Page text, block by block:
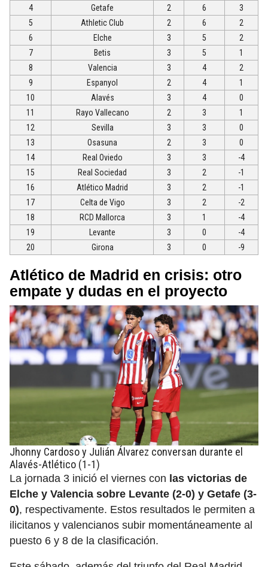
4
Getafe 2 6
3
5
Athletic Club 2 6
2
6
Elche 3 5
2
7
Betis 3 5
1
8
Valencia 3 4
2
9
Espanyol 2 4
1
10
Alavés 3 4
0
11
Rayo Vallecano 2 3
1
12
Sevilla 3 3
0
13
Osasuna 2 3
0
14
Real Oviedo 3 3
-4
15
Real Sociedad 3 2
-1
16
Atlético Madrid 3 2
-1
17
Celta de Vigo 3 2
-2
18
RCD Mallorca 3 1
-4
19
Levante 3 0
-4
20
Girona 3 0 -9
Atlético de Madrid en crisis: otro
empate y dudas en el proyecto
Jhonny Cardoso y Julián Álvarez conversan durante el
Alavés-Atlético (1-1)
La jornada 3 inició el viernes con las victorias de
Elche y Valencia sobre Levante (2-0) y Getafe (3-
0), respectivamente. Estos resultados le permiten a
ilicitanos y valencianos subir momentáneamente al
puesto 6 y 8 de la clasificación.